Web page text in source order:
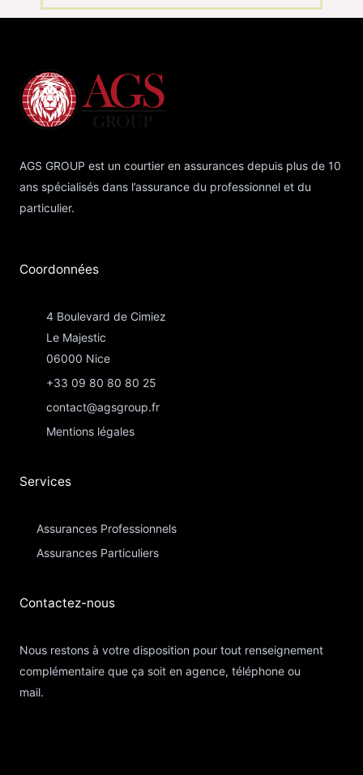
AGS GROUP est un courtier en assurances depuis plus de 10
ans spécialisés dans l’assurance du professionnel et du
particulier.
Coordonnées​
4 Boulevard de Cimiez
Le Majestic
06000 Nice
+33 09 80 80 80 25
contact@agsgroup.fr
Mentions légales
Services
Assurances Professionnels
Assurances Particuliers​
Contactez-nous​
Nous restons à votre disposition pour tout renseignement
complémentaire que ça soit en agence, téléphone ou
mail.